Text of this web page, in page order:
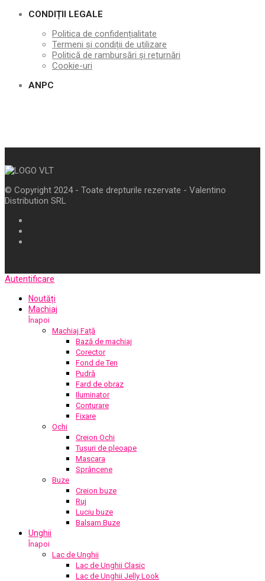
CONDIȚII LEGALE
Politica de confidențialitate
Termeni și condiții de utilizare
Politică de rambursări și returnări
Cookie-uri
ANPC
© Copyright 2024 - Toate drepturile rezervate - Valentino
Distribution SRL
Autentificare
Noutăți
Machiaj
Înapoi
Machiaj Față
Bază de machiaj
Corector
Fond de Ten
Pudră
Fard de obraz
Iluminator
Conturare
Fixare
Ochi
Creion Ochi
Tușuri de pleoape
Mascara
Sprâncene
Buze
Creion buze
Ruj
Luciu buze
Balsam Buze
Unghii
Înapoi
Lac de Unghii
Lac de Unghii Clasic
Lac de Unghii Jelly Look